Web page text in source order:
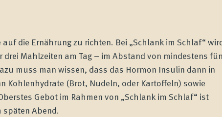
die Ernährung zu richten. Bei „Schlank im Schlaf“
Mahlzeiten am Tag – im Abstand von mindestens
muss man wissen, dass das Hormon Insulin dann in
Kohlenhydrate (Brot, Nudeln, oder Kartoffeln) sowie
Gebot im Rahmen von „Schlank im Schlaf“ ist
Abend.